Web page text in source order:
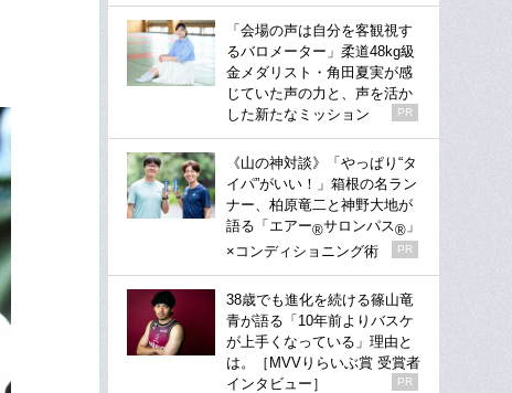
「会場の声は自分を客観視す
るバロメーター」柔道48kg級
金メダリスト・角田夏実が感
じていた声の力と、声を活か
した新たなミッション
PR
《山の神対談》「やっぱり“タ
イパ”がいい！」箱根の名ラン
ナー、柏原竜二と神野大地が
語る「エアー®サロンパス® 」
×コンディショニング術
PR
38歳でも進化を続ける篠山竜
青が語る「10年前よりバスケ
が上手くなっている」理由と
は。［MVVりらいぶ賞 受賞者
インタビュー］
PR